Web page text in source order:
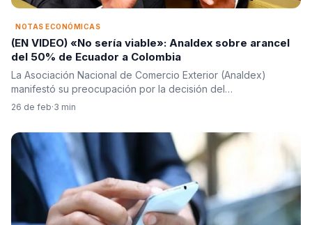
NOTAS ECONÓMICAS
(EN VIDEO) «No sería viable»: Analdex sobre arancel
del 50% de Ecuador a Colombia
La Asociación Nacional de Comercio Exterior (Analdex)
manifestó su preocupación por la decisión del…
26 de feb·3 min